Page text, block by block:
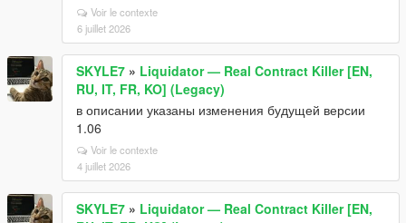
Voir le contexte
6 juillet 2026
SKYLE7 » Liquidator — Real Contract Killer [EN,
RU, IT, FR, KO] (Legacy)
в описании указаны изменения будущей версии
1.06
Voir le contexte
4 juillet 2026
SKYLE7 » Liquidator — Real Contract Killer [EN,